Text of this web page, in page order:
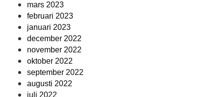
mars 2023
februari 2023
januari 2023
december 2022
november 2022
oktober 2022
september 2022
augusti 2022
juli 2022